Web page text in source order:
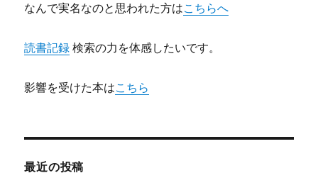
なんで実名なのと思われた方はこちらへ
読書記録 検索の力を体感したいです。
影響を受けた本はこちら
最近の投稿